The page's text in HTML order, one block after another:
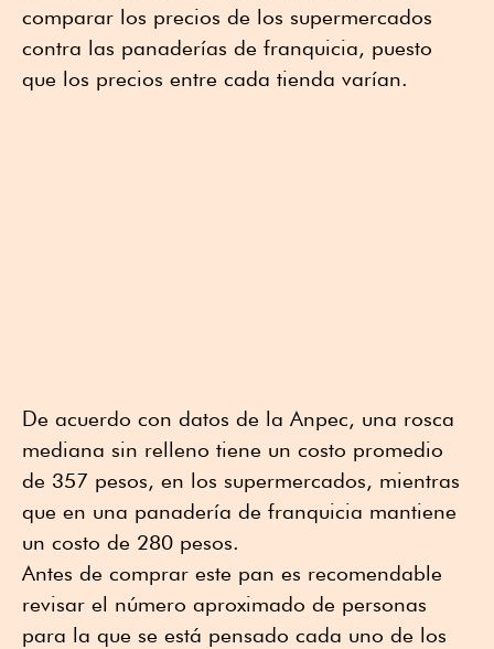
comparar los precios de los supermercados
contra las panaderías de franquicia, puesto
que los precios entre cada tienda varían.
De acuerdo con datos de la Anpec, una rosca
mediana sin relleno tiene un costo promedio
de 357 pesos, en los supermercados, mientras
que en una panadería de franquicia mantiene
un costo de 280 pesos.
Antes de comprar este pan es recomendable
revisar el número aproximado de personas
para la que se está pensado cada uno de los